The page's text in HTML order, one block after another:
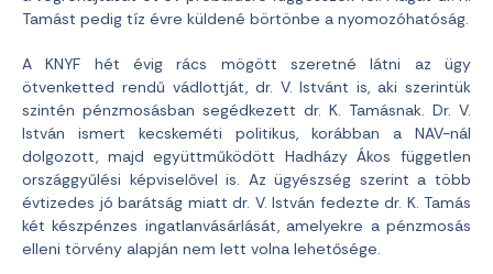
Tamást pedig tíz évre küldené börtönbe a nyomozóhatóság.
A KNYF hét évig rács mögött szeretné látni az ügy
ötvenketted rendű vádlottját, dr. V. Istvánt is, aki szerintük
szintén pénzmosásban segédkezett dr. K. Tamásnak. Dr. V.
István ismert kecskeméti politikus, korábban a NAV-nál
dolgozott, majd együttműködött Hadházy Ákos független
országgyűlési képviselővel is. Az ügyészség szerint a több
évtizedes jó barátság miatt dr. V. István fedezte dr. K. Tamás
két készpénzes ingatlanvásárlását, amelyekre a pénzmosás
elleni törvény alapján nem lett volna lehetősége.